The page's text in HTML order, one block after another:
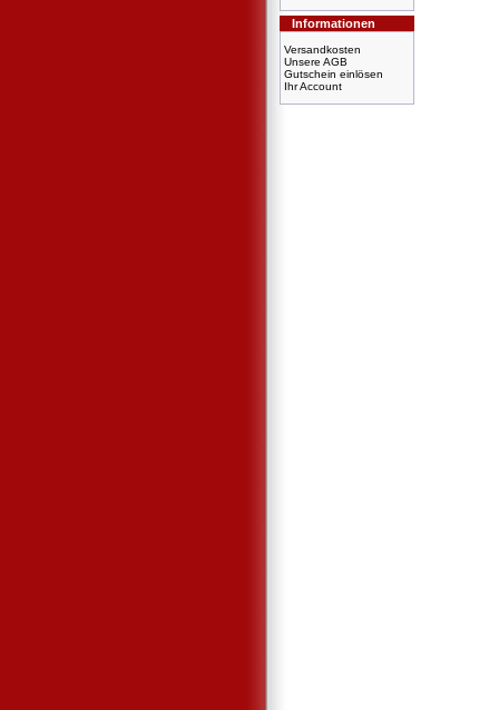
Informationen
Versandkosten
Unsere AGB
Gutschein einlösen
Ihr Account